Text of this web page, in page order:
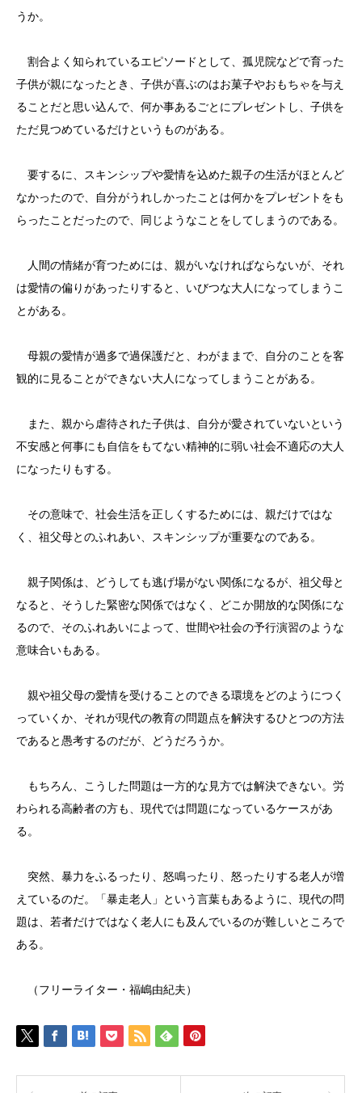
うか。
割合よく知られているエピソードとして、孤児院などで育った
子供が親になったとき、子供が喜ぶのはお菓子やおもちゃを与え
ることだと思い込んで、何か事あるごとにプレゼントし、子供を
ただ見つめているだけというものがある。
要するに、スキンシップや愛情を込めた親子の生活がほとんど
なかったので、自分がうれしかったことは何かをプレゼントをも
らったことだったので、同じようなことをしてしまうのである。
人間の情緒が育つためには、親がいなければならないが、それ
は愛情の偏りがあったりすると、いびつな大人になってしまうこ
とがある。
母親の愛情が過多で過保護だと、わがままで、自分のことを客
観的に見ることができない大人になってしまうことがある。
また、親から虐待された子供は、自分が愛されていないという
不安感と何事にも自信をもてない精神的に弱い社会不適応の大人
になったりもする。
その意味で、社会生活を正しくするためには、親だけではな
く、祖父母とのふれあい、スキンシップが重要なのである。
親子関係は、どうしても逃げ場がない関係になるが、祖父母と
なると、そうした緊密な関係ではなく、どこか開放的な関係にな
るので、そのふれあいによって、世間や社会の予行演習のような
意味合いもある。
親や祖父母の愛情を受けることのできる環境をどのようにつく
っていくか、それが現代の教育の問題点を解決するひとつの方法
であると愚考するのだが、どうだろうか。
もちろん、こうした問題は一方的な見方では解決できない。労
わられる高齢者の方も、現代では問題になっているケースがあ
る。
突然、暴力をふるったり、怒鳴ったり、怒ったりする老人が増
えているのだ。「暴走老人」という言葉もあるように、現代の問
題は、若者だけではなく老人にも及んでいるのが難しいところで
ある。
（フリーライター・福嶋由紀夫）